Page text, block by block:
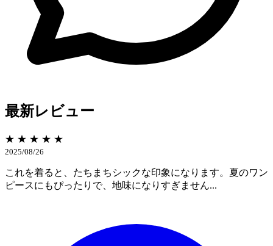
最新レビュー
★ ★ ★ ★ ★
2025/08/26
これを着ると、たちまちシックな印象になります。夏のワン
ピースにもぴったりで、地味になりすぎません...